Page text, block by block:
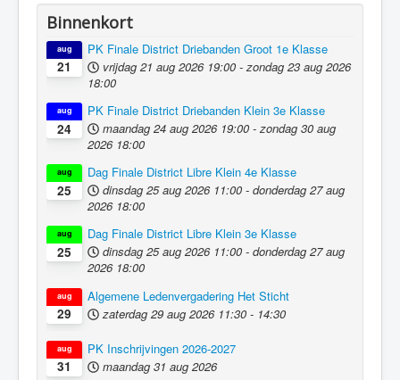
Binnenkort
21
aug
PK Finale District Driebanden Groot 1e Klasse
vrijdag 21 aug 2026 19:00 - zondag 23 aug 2026
18:00
24
aug
PK Finale District Driebanden Klein 3e Klasse
maandag 24 aug 2026 19:00 - zondag 30 aug
2026 18:00
25
aug
Dag Finale District Libre Klein 4e Klasse
dinsdag 25 aug 2026 11:00 - donderdag 27 aug
2026 18:00
25
aug
Dag Finale District Libre Klein 3e Klasse
dinsdag 25 aug 2026 11:00 - donderdag 27 aug
2026 18:00
29
aug
Algemene Ledenvergadering Het Sticht
zaterdag 29 aug 2026 11:30 - 14:30
31
aug
PK Inschrijvingen 2026-2027
maandag 31 aug 2026